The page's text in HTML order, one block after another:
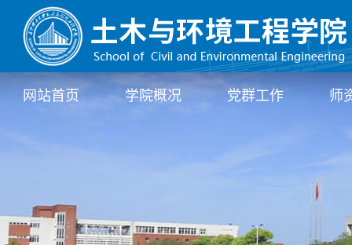
网站首页 学院概况 党群工作 师